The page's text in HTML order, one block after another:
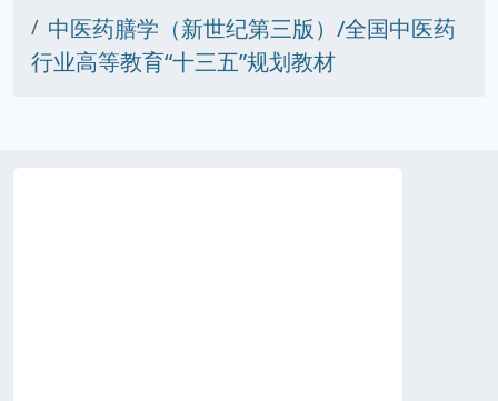
中医药膳学（新世纪第三版）/全国中医药
行业高等教育“十三五”规划教材